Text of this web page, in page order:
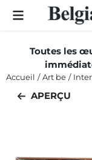
Les préférences de
Toutes les
Accueil / Art be /
APERÇU